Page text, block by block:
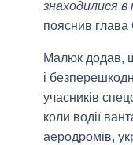
знаходилися в
пояснив
Малюк додав,
і
учасників
коли водії
аеродромів,